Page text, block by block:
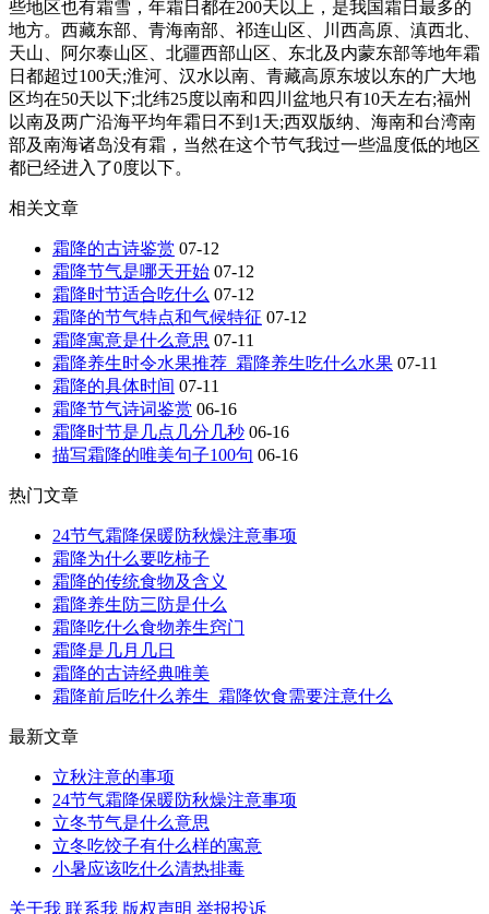
些地区也有霜雪，年霜日都在200天以上，是我国霜日最多的
地方。西藏东部、青海南部、祁连山区、川西高原、滇西北、
天山、阿尔泰山区、北疆西部山区、东北及内蒙东部等地年霜
日都超过100天;淮河、汉水以南、青藏高原东坡以东的广大地
区均在50天以下;北纬25度以南和四川盆地只有10天左右;福州
以南及两广沿海平均年霜日不到1天;西双版纳、海南和台湾南
部及南海诸岛没有霜，当然在这个节气我过一些温度低的地区
都已经进入了0度以下。
相关文章
霜降的古诗鉴赏 07-12
霜降节气是哪天开始 07-12
霜降时节适合吃什么 07-12
霜降的节气特点和气候特征 07-12
霜降寓意是什么意思 07-11
霜降养生时令水果推荐_霜降养生吃什么水果 07-11
霜降的具体时间 07-11
霜降节气诗词鉴赏 06-16
霜降时节是几点几分几秒 06-16
描写霜降的唯美句子100句 06-16
热门文章
24节气霜降保暖防秋燥注意事项
霜降为什么要吃柿子
霜降的传统食物及含义
霜降养生防三防是什么
霜降吃什么食物养生窍门
霜降是几月几日
霜降的古诗经典唯美
霜降前后吃什么养生_霜降饮食需要注意什么
最新文章
立秋注意的事项
24节气霜降保暖防秋燥注意事项
立冬节气是什么意思
立冬吃饺子有什么样的寓意
小暑应该吃什么清热排毒
关于我 联系我 版权声明 举报投诉